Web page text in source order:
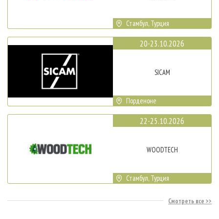
Стамбул, Турция
20-23.10.2026
SICAM
Порденоне
22-25.10.2026
WOODTECH
Стамбул, Турция
Смотреть все